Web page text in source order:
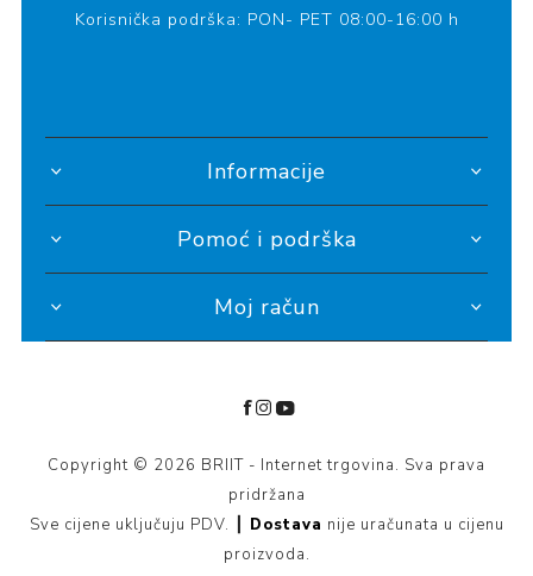
Korisnička podrška: PON- PET 08:00-16:00 h
Informacije
Pomoć i podrška
Moj račun
Copyright © 2026 BRIIT - Internet trgovina. Sva prava
pridržana
Sve cijene uključuju PDV. ┃ Dostava nije uračunata u cijenu
proizvoda.